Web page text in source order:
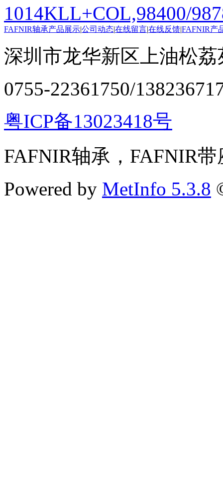
1014KLL+COL,98400/
FAFNIR轴承产品展示公司动态在线留言在线反馈FAFNIR产
深圳市龙华新区上油松
0755-22361750/
粤ICP备13023418号
FAFNIR轴承，FAFNIR
Powered by MetInfo 5.3.8